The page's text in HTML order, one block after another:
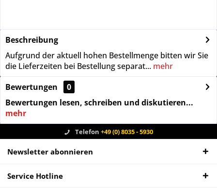
Beschreibung
Aufgrund der aktuell hohen Bestellmenge bitten wir Sie
die Lieferzeiten bei Bestellung separat... mehr
Bewertungen
0
Bewertungen lesen, schreiben und diskutieren...
mehr
Telefon +49 (0) 8035 - 5930
Newsletter abonnieren
Service Hotline